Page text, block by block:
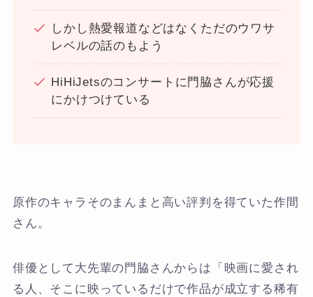
しかし熱愛報道などはなくただのウワサ
レベルの話のもよう
HiHiJetsのコンサートに門脇さんが応援
にかけつけている
原作のキャラそのまんまと高い評判を得ていた作間
さん。
俳優として大先輩の門脇さんからは「映画に愛され
る人、そこに映っているだけで作品が成立する稀有